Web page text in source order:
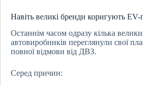
Навіть великі бренди коригують EV-
Останнім часом одразу кілька
автовиробників переглянули свої
повної відмови від ДВЗ.
Серед причин: